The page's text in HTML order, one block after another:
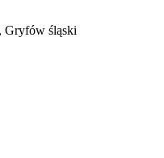
Gryfów śląski